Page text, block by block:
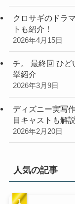
クロサギのドラ
トも紹介！
2026年4月15日
チ。 最終回 ひど
挙紹介
2026年3月9日
ディズニー実写
目キャストも解説
2026年2月20日
人気の記事